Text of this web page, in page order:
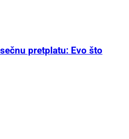
pretplatu: Evo što